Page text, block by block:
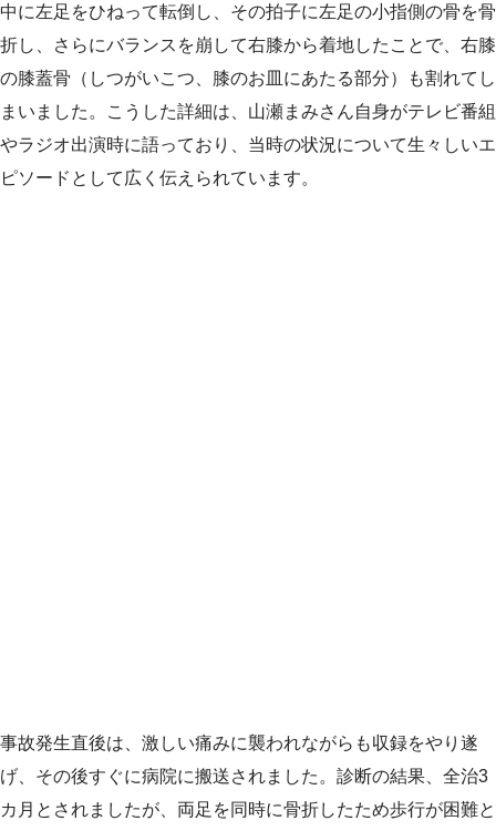
中に左足をひねって転倒し、その拍子に左足の小指側の骨を骨
折し、さらにバランスを崩して右膝から着地したことで、右膝
の膝蓋骨（しつがいこつ、膝のお皿にあたる部分）も割れてし
まいました。こうした詳細は、山瀬まみさん自身がテレビ番組
やラジオ出演時に語っており、当時の状況について生々しいエ
ピソードとして広く伝えられています。
事故発生直後は、激しい痛みに襲われながらも収録をやり遂
げ、その後すぐに病院に搬送されました。診断の結果、全治3
カ月とされましたが、両足を同時に骨折したため歩行が困難と